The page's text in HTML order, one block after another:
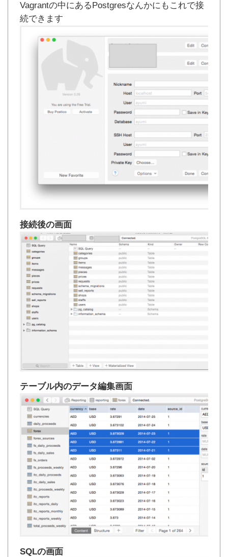
Vagrantの中にあるPostgresなんかにもこれで接
続できます
接続後の画面
テーブル内のデータ編集画面
SQLの画面